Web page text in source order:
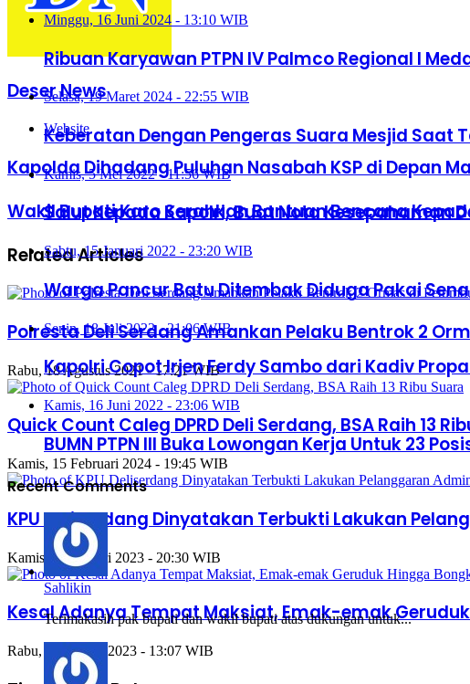
Deser News
Website
Kapolda Dihadang Puluhan Nasabah KSP di Depan
Wakil Bupati Karo Serahkan Bantuan Bencana
Related Articles
Polresta Deli Serdang Amankan Pelaku Bentrok 2
Rabu, 18 Agustus 2021 - 17:21 WIB
Quick Count Caleg DPRD Deli Serdang, BSA Raih 13
Kamis, 15 Februari 2024 - 19:45 WIB
KPU Deliserdang Dinyatakan Terbukti Lakukan
Kamis, 19 Januari 2023 - 20:30 WIB
Kesal Adanya Tempat Maksiat, Emak-emak
Rabu, 11 Januari 2023 - 13:07 WIB
Minggu, 16 Juni 2024 - 13:10 WIB
Ribuan Karyawan PTPN IV Palmco Regional I
Selasa, 19 Maret 2024 - 22:55 WIB
Keberatan Dengan Pengeras Suara Mesjid Saat
Kamis, 5 Mei 2022 - 11:56 WIB
Salut Kepada Kapolri, Buat Nota Kesepahaman
Sabtu, 15 Januari 2022 - 23:20 WIB
Warga Pancur Batu Ditembak Diduga Pakai
Senin, 18 Juli 2022 - 21:06 WIB
Kapolri Copot Irjen Ferdy Sambo dari Kadiv
Kamis, 16 Juni 2022 - 23:06 WIB
BUMN PTPN lll Buka Lowongan Kerja Untuk 23
Recent Comments
Sahlikin
Terimakasih pak bupati dan wakil bupati atas dukungan untuk...